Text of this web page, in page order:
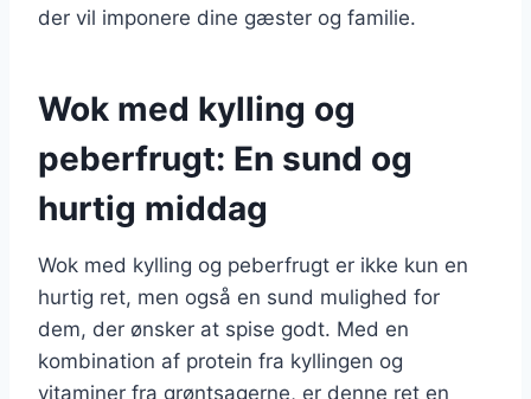
der vil imponere dine gæster og familie.
Wok med kylling og
peberfrugt: En sund og
hurtig middag
Wok med kylling og peberfrugt er ikke kun en
hurtig ret, men også en sund mulighed for
dem, der ønsker at spise godt. Med en
kombination af protein fra kyllingen og
vitaminer fra grøntsagerne, er denne ret en